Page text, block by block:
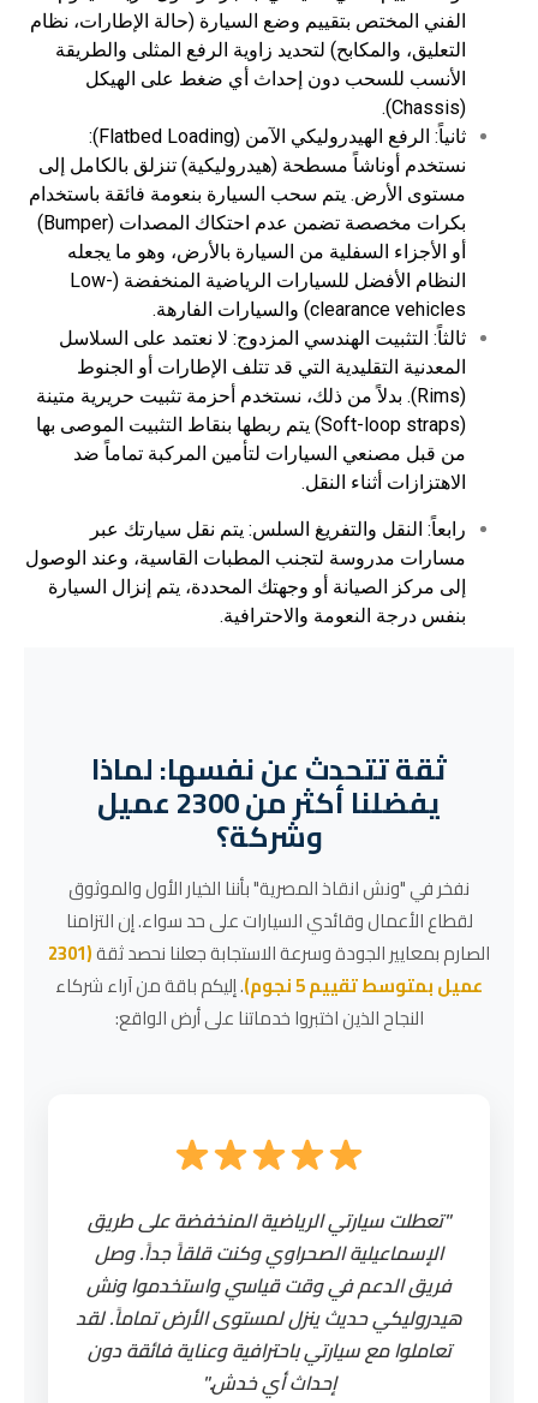
الفني المختص بتقييم وضع السيارة (حالة الإطارات، نظام
التعليق، والمكابح) لتحديد زاوية الرفع المثلى والطريقة
الأنسب للسحب دون إحداث أي ضغط على الهيكل
(Chassis).
ثانياً: الرفع الهيدروليكي الآمن (Flatbed Loading):
نستخدم أوناشاً مسطحة (هيدروليكية) تنزلق بالكامل إلى
مستوى الأرض. يتم سحب السيارة بنعومة فائقة باستخدام
بكرات مخصصة تضمن عدم احتكاك المصدات (Bumper)
أو الأجزاء السفلية من السيارة بالأرض، وهو ما يجعله
النظام الأفضل للسيارات الرياضية المنخفضة (Low-
clearance vehicles) والسيارات الفارهة.
ثالثاً: التثبيت الهندسي المزدوج: لا نعتمد على السلاسل
المعدنية التقليدية التي قد تتلف الإطارات أو الجنوط
(Rims). بدلاً من ذلك، نستخدم أحزمة تثبيت حريرية متينة
(Soft-loop straps) يتم ربطها بنقاط التثبيت الموصى بها
من قبل مصنعي السيارات لتأمين المركبة تماماً ضد
الاهتزازات أثناء النقل.
رابعاً: النقل والتفريغ السلس: يتم نقل سيارتك عبر
مسارات مدروسة لتجنب المطبات القاسية، وعند الوصول
إلى مركز الصيانة أو وجهتك المحددة، يتم إنزال السيارة
بنفس درجة النعومة والاحترافية.
ثقة تتحدث عن نفسها: لماذا
يفضلنا أكثر من 2300 عميل
وشركة؟
نفخر في "ونش انقاذ المصرية" بأننا الخيار الأول والموثوق
لقطاع الأعمال وقائدي السيارات على حد سواء. إن التزامنا
الصارم بمعايير الجودة وسرعة الاستجابة جعلنا نحصد ثقة (2301
عميل بمتوسط تقييم 5 نجوم)
. إليكم باقة من آراء شركاء
النجاح الذين اختبروا خدماتنا على أرض الواقع:
"تعطلت سيارتي الرياضية المنخفضة على طريق
الإسماعيلية الصحراوي وكنت قلقاً جداً. وصل
فريق الدعم في وقت قياسي واستخدموا ونش
هيدروليكي حديث ينزل لمستوى الأرض تماماً. لقد
تعاملوا مع سيارتي باحترافية وعناية فائقة دون
إحداث أي خدش."